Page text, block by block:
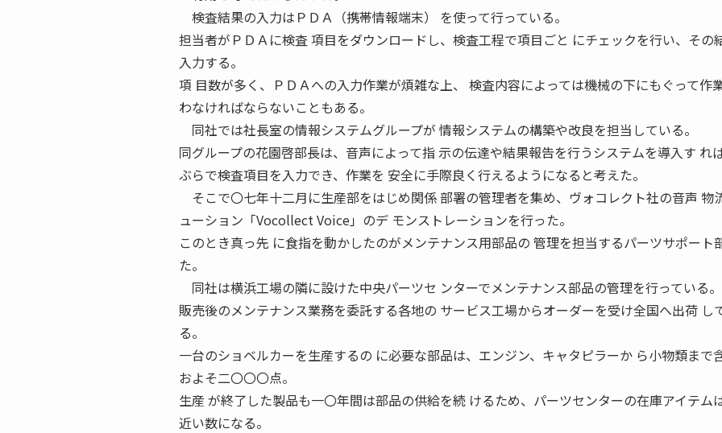
検査結果の入力はＰＤＡ（携帯情報端末） を使って行っている。
担当者がＰＤＡに検査 項目をダウンロードし、検査工程で項目ごと にチェックを行い、その
入力する。
項 目数が多く、ＰＤＡへの入力作業が煩雑な上、 検査内容によっては機械の下にもぐって作
わなければならないこともある。
同社では社長室の情報システムグループが 情報システムの構築や改良を担当している。
同グループの花園啓部長は、音声によって指 示の伝達や結果報告を行うシステムを導入す れ
ぶらで検査項目を入力でき、作業を 安全に手際良く行えるようになると考えた。
そこで〇七年十二月に生産部をはじめ関係 部署の管理者を集め、ヴォコレクト社の音声 物
ューション「Vocollect Voice」のデ モンストレーションを行った。
このとき真っ先 に食指を動かしたのがメンテナンス用部品の 管理を担当するパーツサポート
た。
同社は横浜工場の隣に設けた中央パーツセ ンターでメンテナンス部品の管理を行っている。
販売後のメンテナンス業務を委託する各地の サービス工場からオーダーを受け全国へ出荷 し
る。
一台のショベルカーを生産するの に必要な部品は、エンジン、キャタピラーか ら小物類まで
およそ二〇〇〇点。
生産 が終了した製品も一〇年間は部品の供給を続 けるため、パーツセンターの在庫アイテム
近い数になる。